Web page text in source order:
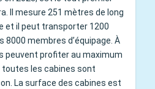
Il mesure 251 mètres de long
et il peut transporter 1200
8000 membres d’équipage. À
peuvent profiter au maximum
toutes les cabines sont
La surface des cabines est